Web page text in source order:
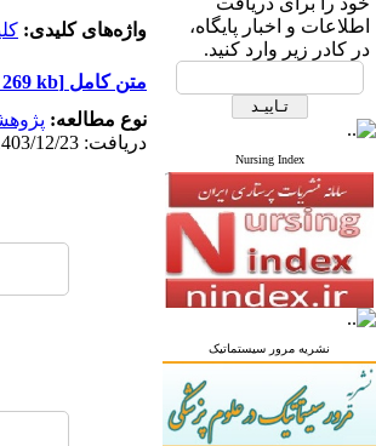
اطلاعات و اخبار پایگاه،
در کادر زیر وارد کنید.
Nursing Index
نشریه مرور سیستماتیک
واژه‌های کلیدی:
متن کامل [PDF 269 kb]
نوع مطالعه:
دریافت: 1403/12/23 | پذیرش: 1404/1/10 | انتشار: 1404/1/10